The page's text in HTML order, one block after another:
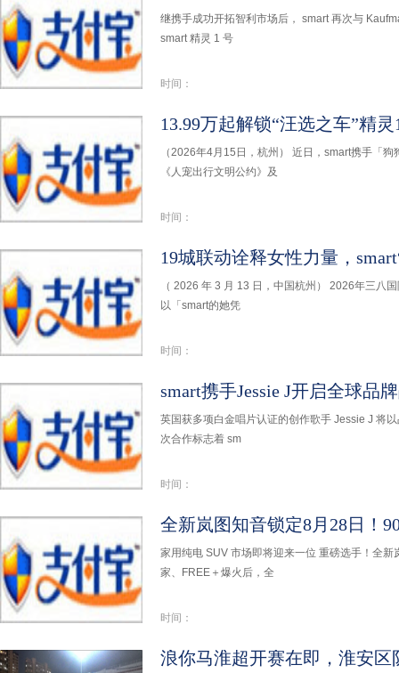
继携手成功开拓智利市场后， smart 再次与
smart 精灵 1 号
时间：
（2026年4月15日，杭州） 近日，smart携手「
《人宠出行文明公约》及
时间：
19城联动诠释女性力量，
（ 2026 年 3 月 13 日，中国杭州） 2026年三八
以「smart的她凭
时间：
smart携手Jessie J开启全球品
英国获多项白金唱片认证的创作歌手 Jessie J 将
次合作标志着 sm
时间：
家用纯电 SUV 市场即将迎来一位 重磅选手！全
家、FREE＋爆火后，全
时间：
浪你马淮超开赛在即，淮安区